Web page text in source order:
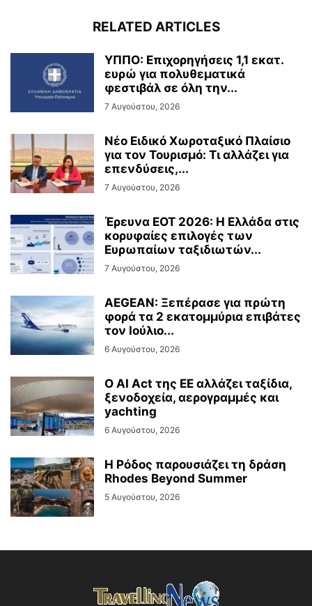
RELATED ARTICLES
ΥΠΠΟ: Επιχορηγήσεις 1,1 εκατ.
ευρώ για πολυθεματικά
φεστιβάλ σε όλη την...
7 Αυγούστου, 2026
Νέο Ειδικό Χωροταξικό Πλαίσιο
για τον Τουρισμό: Τι αλλάζει για
επενδύσεις,...
7 Αυγούστου, 2026
Έρευνα ΕΟΤ 2026: Η Ελλάδα στις
κορυφαίες επιλογές των
Ευρωπαίων ταξιδιωτών...
7 Αυγούστου, 2026
AEGEAN: Ξεπέρασε για πρώτη
φορά τα 2 εκατομμύρια επιβάτες
τον Ιούλιο...
6 Αυγούστου, 2026
Ο AI Act της ΕΕ αλλάζει ταξίδια,
ξενοδοχεία, αερογραμμές και
yachting
6 Αυγούστου, 2026
Η Ρόδος παρουσιάζει τη δράση
Rhodes Beyond Summer
5 Αυγούστου, 2026